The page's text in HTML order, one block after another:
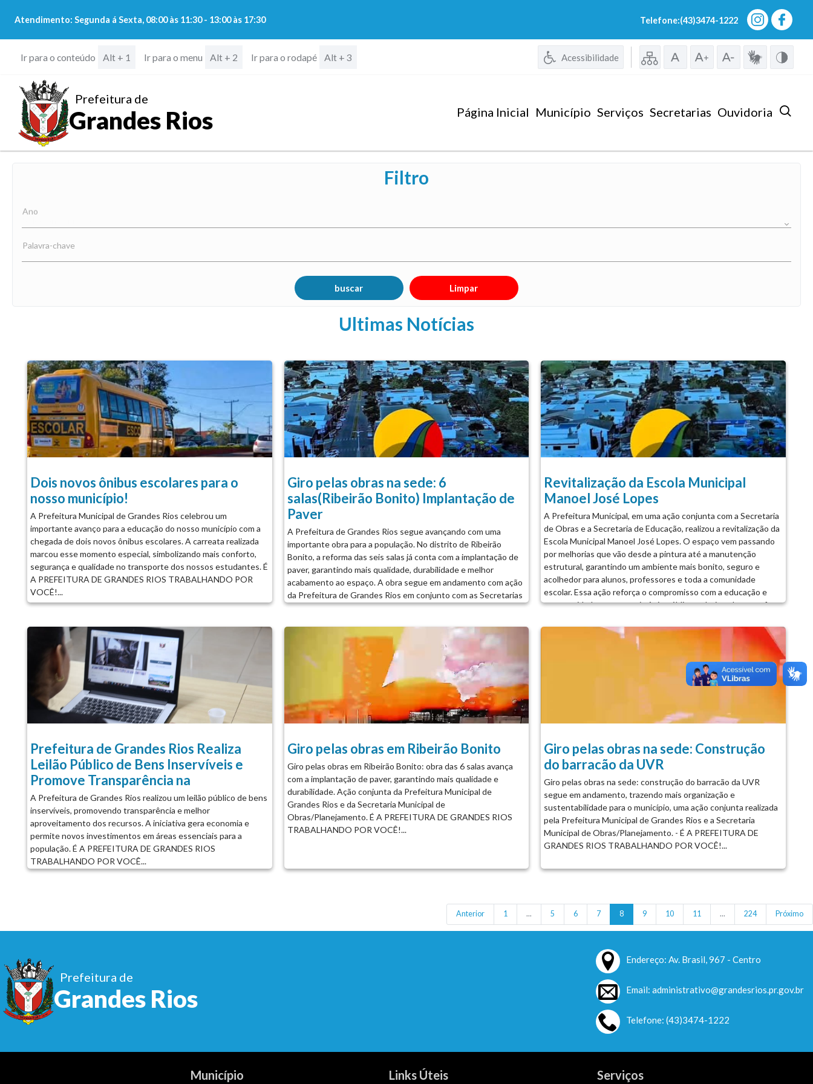
Atendimento: Segunda á Sexta, 08:00 às 11:30 - 13:00 às 17:30 Telefone:(43)3474-1222
Ir para o conteúdo Alt + 1 Ir para o menu Alt + 2 Ir para o rodapé Alt + 3 Acessibilidade
Prefeitura de
Grandes Rios Página Inicial Município Serviços Secretarias Ouvidoria
Filtro
Ano
Palavra-chave
Ultimas Notícias
Dois novos ônibus escolares para o
nosso município!
A Prefeitura Municipal de Grandes Rios celebrou um
importante avanço para a educação do nosso município com a
chegada de dois novos ônibus escolares. A carreata realizada
marcou esse momento especial, simbolizando mais conforto,
segurança e qualidade no transporte dos nossos estudantes. É
A PREFEITURA DE GRANDES RIOS TRABALHANDO POR
VOCÊ!...
Giro pelas obras na sede: 6
salas(Ribeirão Bonito) Implantação de
Paver
A Prefeitura de Grandes Rios segue avançando com uma
importante obra para a população. No distrito de Ribeirão
Bonito, a reforma das seis salas já conta com a implantação de
paver, garantindo mais qualidade, durabilidade e melhor
acabamento ao espaço. A obra segue em andamento com ação
da Prefeitura de Grandes Rios em conjunto com as Secretarias
de Obras e Educação, reforçando o compromisso com a
PREFEITURA DE GRANDES RIOS TRABALHANDO POR
Revitalização da Escola Municipal
Manoel José Lopes
A Prefeitura Municipal, em uma ação conjunta com a Secretaria
de Obras e a Secretaria de Educação, realizou a revitalização da
Escola Municipal Manoel José Lopes. O espaço vem passando
por melhorias que vão desde a pintura até a manutenção
estrutural, garantindo um ambiente mais bonito, seguro e
acolhedor para alunos, professores e toda a comunidade
escolar. Essa ação reforça o compromisso com a educação e
com o cuidado com o patrimônio público, valorizando quem faz
Prefeitura de Grandes Rios Realiza
Leilão Público de Bens Inservíveis e
Promove Transparência na
A Prefeitura de Grandes Rios realizou um leilão público de bens
inservíveis, promovendo transparência e melhor
aproveitamento dos recursos. A iniciativa gera economia e
permite novos investimentos em áreas essenciais para a
população. É A PREFEITURA DE GRANDES RIOS
TRABALHANDO POR VOCÊ...
Giro pelas obras em Ribeirão Bonito
Giro pelas obras em Ribeirão Bonito: obra das 6 salas avança
com a implantação de paver, garantindo mais qualidade e
durabilidade. Ação conjunta da Prefeitura Municipal de
Grandes Rios e da Secretaria Municipal de
Obras/Planejamento. É A PREFEITURA DE GRANDES RIOS
TRABALHANDO POR VOCÊ!...
Giro pelas obras na sede: Construção
do barracão da UVR
Giro pelas obras na sede: construção do barracão da UVR
segue em andamento, trazendo mais organização e
sustentabilidade para o município, uma ação conjunta realizada
pela Prefeitura Municipal de Grandes Rios e a Secretaria
Municipal de Obras/Planejamento. - É A PREFEITURA DE
GRANDES RIOS TRABALHANDO POR VOCÊ!...
Anterior 1 ... 5 6 7 8 9 10 11 ... 224 Próximo
Prefeitura de
Grandes Rios
Endereço: Av. Brasil, 967 - Centro
Email: administrativo@grandesrios.pr.gov.br
Telefone: (43)3474-1222
Município Links Úteis Serviços